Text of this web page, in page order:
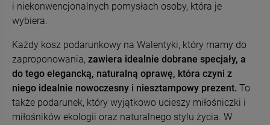
i niekonwencjonalnych pomysłach osoby, która je
wybiera.
Każdy kosz podarunkowy na Walentyki, który mamy do
zaproponowania, zawiera idealnie dobrane specjały, a
do tego elegancką, naturalną oprawę, która czyni z
niego idealnie nowoczesny i niesztampowy prezent. To
także podarunek, który wyjątkowo ucieszy miłośniczki i
miłośników ekologii oraz naturalnego stylu życia. W